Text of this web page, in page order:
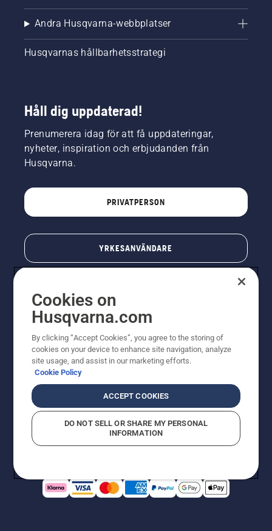
Andra Husqvarna-webbplatser
Husqvarnas hållbarhetsstrategi
Håll dig uppdaterad!
Prenumerera idag för att få uppdateringar,
nyheter, inspiration och erbjudanden från
Husqvarna.
PRIVATPERSON
YRKESANVÄNDARE
© Husqvarna AB (publ). All rights reserved. Priserna
som visas är rekommenderade cirkapriser. Alla angivna
priser är rekommenderade försäljningspriser (inkl.
moms) om inte produkten är tillgänglig för direkt köp.
CookiepolicyAnvändningsvillkor Sekretessmeddelande
Rapportera misstänkta överträdelser
Cookies on
Husqvarna.com
By clicking “Accept Cookies”, you agree to the storing of
cookies on your device to enhance site navigation, analyze
site usage, and assist in our marketing efforts.
Cookie Policy
ACCEPT COOKIES
DO NOT SELL OR SHARE MY PERSONAL
INFORMATION